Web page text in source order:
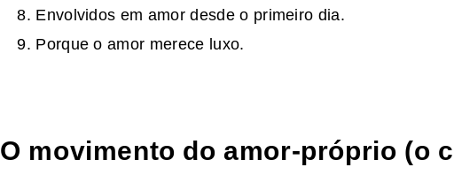
Envolvidos em amor desde o primeiro dia.
Porque o amor merece luxo.
O movimento do amor-próprio (o